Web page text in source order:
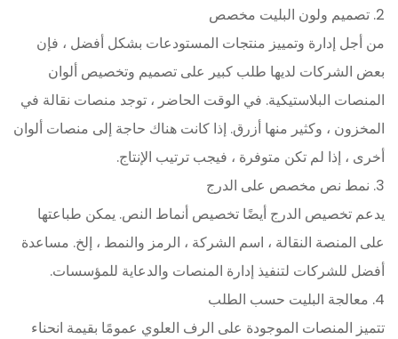
2. تصميم ولون البليت مخصص
من أجل إدارة وتمييز منتجات المستودعات بشكل أفضل ، فإن
بعض الشركات لديها طلب كبير على تصميم وتخصيص ألوان
المنصات البلاستيكية. في الوقت الحاضر ، توجد منصات نقالة في
المخزون ، وكثير منها أزرق. إذا كانت هناك حاجة إلى منصات ألوان
أخرى ، إذا لم تكن متوفرة ، فيجب ترتيب الإنتاج.
3. نمط نص مخصص على الدرج
يدعم تخصيص الدرج أيضًا تخصيص أنماط النص. يمكن طباعتها
على المنصة النقالة ، اسم الشركة ، الرمز والنمط ، إلخ. مساعدة
أفضل للشركات لتنفيذ إدارة المنصات والدعاية للمؤسسات.
4. معالجة البليت حسب الطلب
تتميز المنصات الموجودة على الرف العلوي عمومًا بقيمة انحناء